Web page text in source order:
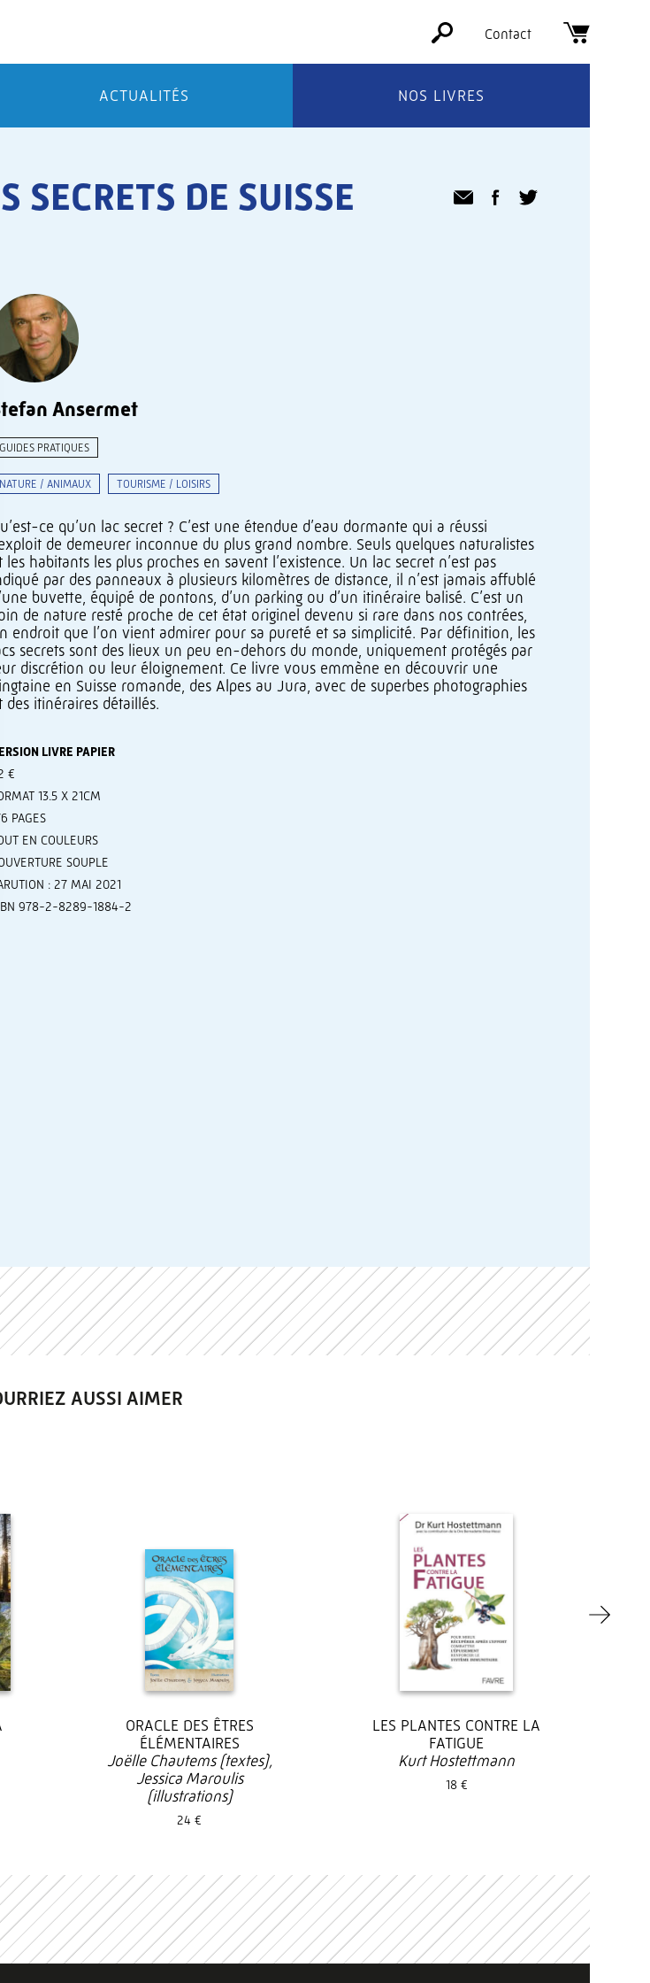
ACTUALITÉS NOS LIVRES
Contact
SECRETS DE SUISSE
Ansermet
GUIDES PRATIQUES
NATURE / ANIMAUX TOURISME / LOISIRS
ce qu’un lac secret ? C’est une étendue d’eau dormante qui a réussi
de demeurer inconnue du plus grand nombre. Seuls quelques naturalistes
les habitants les plus proches en savent l’existence. Un lac secret n’est pas
par des panneaux à plusieurs kilomètres de distance, il n’est jamais affublé
buvette, équipé de pontons, d’un parking ou d’un itinéraire balisé. C’est un
de nature resté proche de cet état originel devenu si rare dans nos contrées,
endroit que l’on vient admirer pour sa pureté et sa simplicité. Par définition, les
secrets sont des lieux un peu en-dehors du monde, uniquement protégés par
discrétion ou leur éloignement. Ce livre vous emmène en découvrir une
en Suisse romande, des Alpes au Jura, avec de superbes photographies
des itinéraires détaillés.
LIVRE PAPIER
€
13.5 X 21CM
PAGES
EN COULEURS
SOUPLE
: 27 MAI 2021
978-2-8289-1884-2
AUSSI AIMER
ORACLE DES ÊTRES
ÉLÉMENTAIRES
Joëlle Chautems (textes),
Jessica Maroulis
(illustrations)
24 €
LES PLANTES CONTRE LA
FATIGUE
Kurt Hostettmann
18 €